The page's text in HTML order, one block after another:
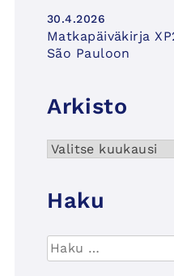
30.4.2026
Matkapäiväkirja
São Pauloon
Arkisto
Arkisto
Haku
Haku: